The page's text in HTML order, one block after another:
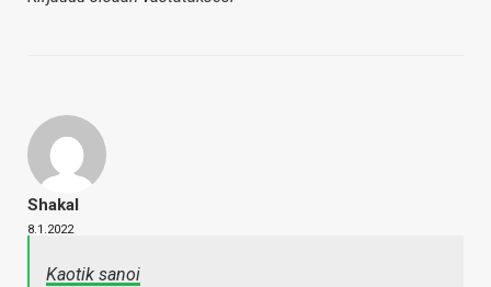
Shakal
8.1.2022
Kaotik sanoi